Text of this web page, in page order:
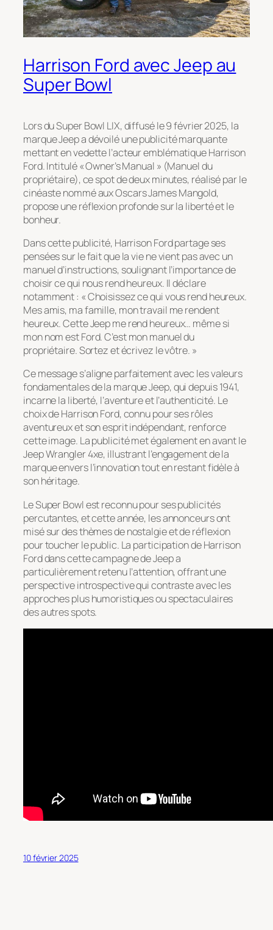
Harrison Ford avec Jeep au
Super Bowl
Lors du Super Bowl LIX, diffusé le 9 février 2025, la
marque Jeep a dévoilé une publicité marquante
mettant en vedette l’acteur emblématique Harrison
Ford. Intitulé « Owner’s Manual » (Manuel du
propriétaire), ce spot de deux minutes, réalisé par le
cinéaste nommé aux Oscars James Mangold,
propose une réflexion profonde sur la liberté et le
bonheur.
Dans cette publicité, Harrison Ford partage ses
pensées sur le fait que la vie ne vient pas avec un
manuel d’instructions, soulignant l’importance de
choisir ce qui nous rend heureux. Il déclare
notamment : « Choisissez ce qui vous rend heureux.
Mes amis, ma famille, mon travail me rendent
heureux. Cette Jeep me rend heureux… même si
mon nom est Ford. C’est mon manuel du
propriétaire. Sortez et écrivez le vôtre. »
Ce message s’aligne parfaitement avec les valeurs
fondamentales de la marque Jeep, qui depuis 1941,
incarne la liberté, l’aventure et l’authenticité. Le
choix de Harrison Ford, connu pour ses rôles
aventureux et son esprit indépendant, renforce
cette image. La publicité met également en avant le
Jeep Wrangler 4xe, illustrant l’engagement de la
marque envers l’innovation tout en restant fidèle à
son héritage.
Le Super Bowl est reconnu pour ses publicités
percutantes, et cette année, les annonceurs ont
misé sur des thèmes de nostalgie et de réflexion
pour toucher le public. La participation de Harrison
Ford dans cette campagne de Jeep a
particulièrement retenu l’attention, offrant une
perspective introspective qui contraste avec les
approches plus humoristiques ou spectaculaires
des autres spots.
10 février 2025